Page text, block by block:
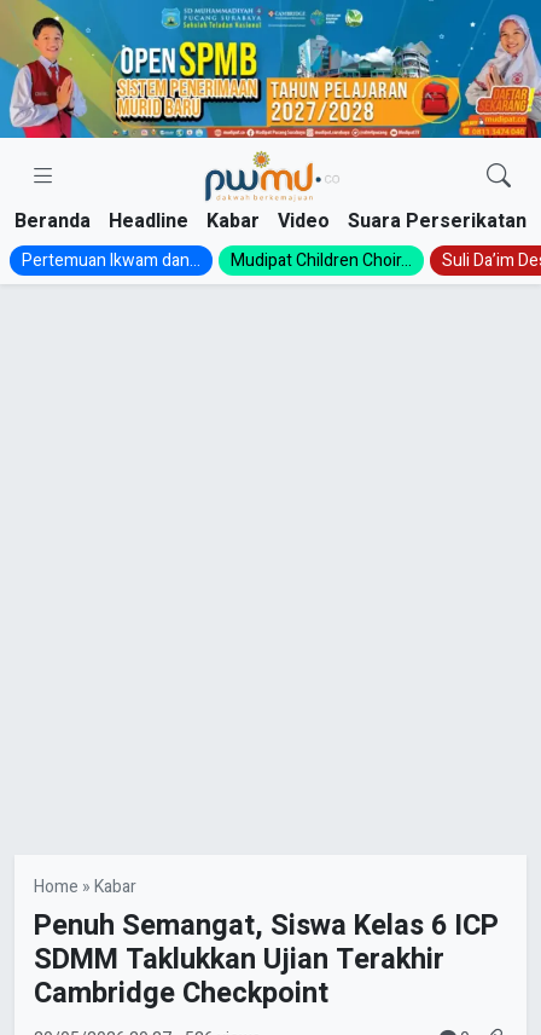
Skip
content
Beranda Headline Kabar Video Suara Perserikatan
Pertemuan Ikwam dan... Mudipat Children Choir... Suli Da’im
Home »Kabar
Penuh Semangat, Siswa Kelas 6 ICP
SDMM Taklukkan Ujian Terakhir
Cambridge Checkpoint